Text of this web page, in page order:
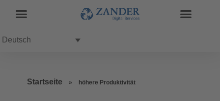
Deutsch
Startseite » höhere Produktivität